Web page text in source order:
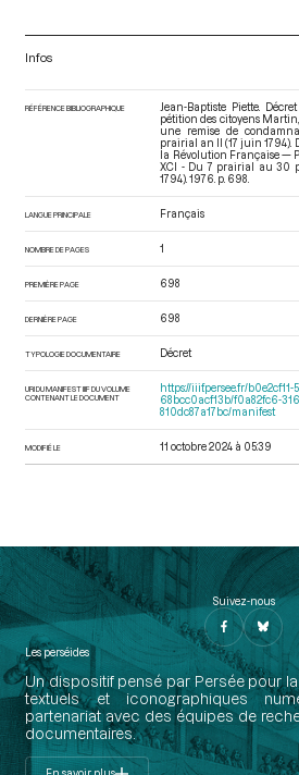
Infos
RÉFÉRENCE BIBLIOGRAPHIQUE
Jean-Baptiste Piette.
pétition des citoyens
une remise de
prairial an II (17 juin 1794).
la Révolution Française —
XCI - Du 7 prairial au 30
1794) . 1976. p. 698.
LANGUE PRINCIPALE Français
NOMBRE DE PAGES 1
PREMIÈRE PAGE 698
DERNIÈRE PAGE 698
TYPOLOGIE DOCUMENTAIRE Décret
URI DU MANIFEST IIIF DU VOLUME
CONTENANT LE DOCUMENT
https://iiif.persee.fr/b0e2cf11-
68bcc0acf13b/f0a82fc6-
810dc87a17bc/manifest
MODIFIÉ LE 11 octobre 2024 à 05:39
Suivez-nous
Les perséides
Un dispositif pensé par Persée pour
textuels et iconographiques
partenariat avec des équipes de
documentaires.